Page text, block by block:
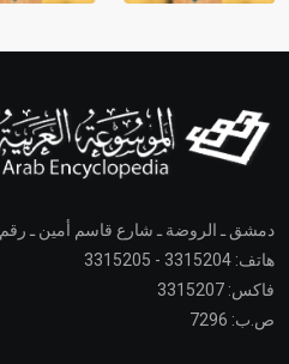
دمشق ـ الروضة ـ شارع قاسم أمين ـ رقم 39
هاتف: 3315204 - 3315205
فاكس: 3315207
ص.ب: 7296